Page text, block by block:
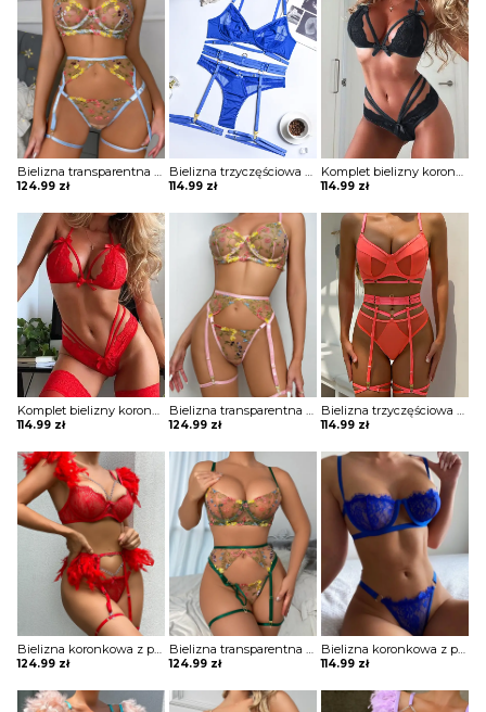
Bielizna transparentna trzyczęściowa
124.99 zł
Bielizna trzyczęściowa z transparentnymi wstawkami
114.99 zł
Komplet bielizny koronkowej z paskami
114.99 zł
Komplet bielizny koronkowej z paskami
114.99 zł
Bielizna transparentna trzyczęściowa
124.99 zł
Bielizna trzyczęściowa z transparentnymi wstawkami
114.99 zł
Bielizna koronkowa z piórami trzyczęściowa
124.99 zł
Bielizna transparentna trzyczęściowa
124.99 zł
Bielizna koronkowa z paskami
114.99 zł